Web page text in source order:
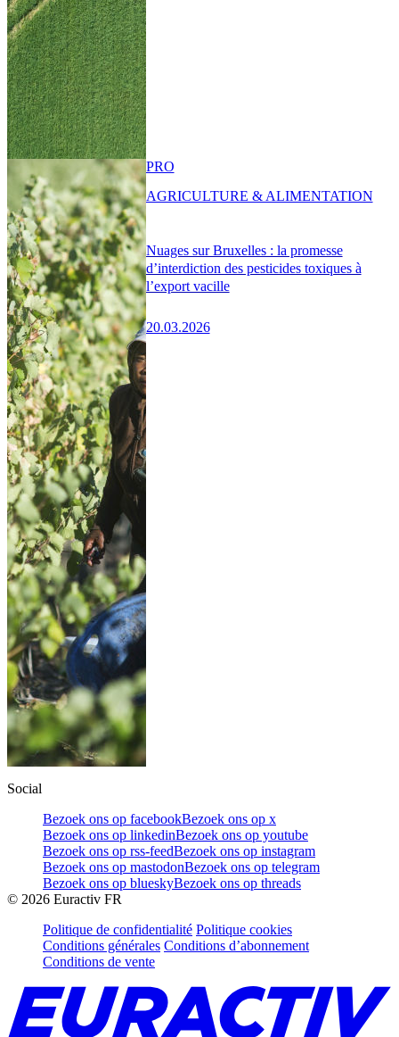
Nuages sur Bruxelles : la promesse
d’interdiction des pesticides toxiques à
l’export vacille
20.03.2026
PRO
AGRICULTURE & ALIMENTATION
Social
Bezoek ons op facebookBezoek ons op x
Bezoek ons op linkedinBezoek ons op youtube
Bezoek ons op rss-feedBezoek ons op instagram
Bezoek ons op mastodonBezoek ons op telegram
Bezoek ons op blueskyBezoek ons op threads
© 2026 Euractiv FR
Politique de confidentialité Politique cookies
Conditions générales Conditions d’abonnement
Conditions de vente